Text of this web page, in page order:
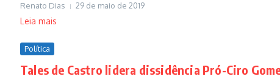
Renato Dias 29 de maio de 2019
Leia mais
Política
Tales de Castro lidera dissidência Pró-Ciro